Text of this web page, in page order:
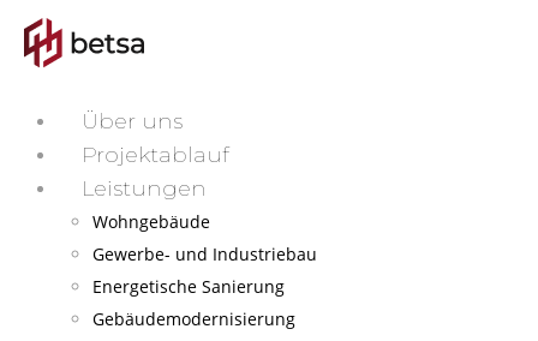
Über uns
Projektablauf
Leistungen
Wohngebäude
Gewerbe- und Industriebau
Energetische Sanierung
Gebäudemodernisierung